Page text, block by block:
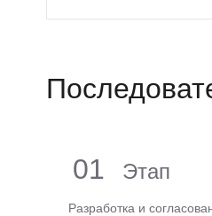
01
Разработка и